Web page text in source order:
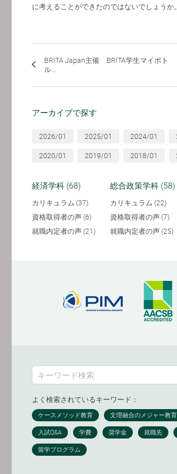
に考えることができたのではないでしょうか。
BRITA Japan主催 BRITA学生マイボト
ル...
アーカイブで探す
2026/01 2025/01 2024/01
2020/01 2019/01 2018/01
経済学科 (68)
カリキュラム (37)
資格取得者の声 (6)
就職内定者の声 (21)
総合政策学科 (58)
カリキュラム (22)
資格取得者の声 (7)
就職内定者の声 (25)
よく検索されているキーワード：